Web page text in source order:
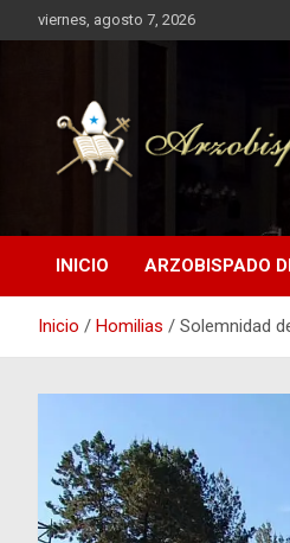
al
viernes, agosto 7, 2026
INICIO ARZOBISPADO
Inicio Homilias Solemnidad